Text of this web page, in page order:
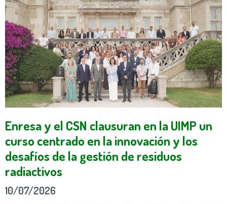
Enresa y el CSN clausuran en la UIMP un
curso centrado en la innovación y los
desafíos de la gestión de residuos
radiactivos
10/07/2026